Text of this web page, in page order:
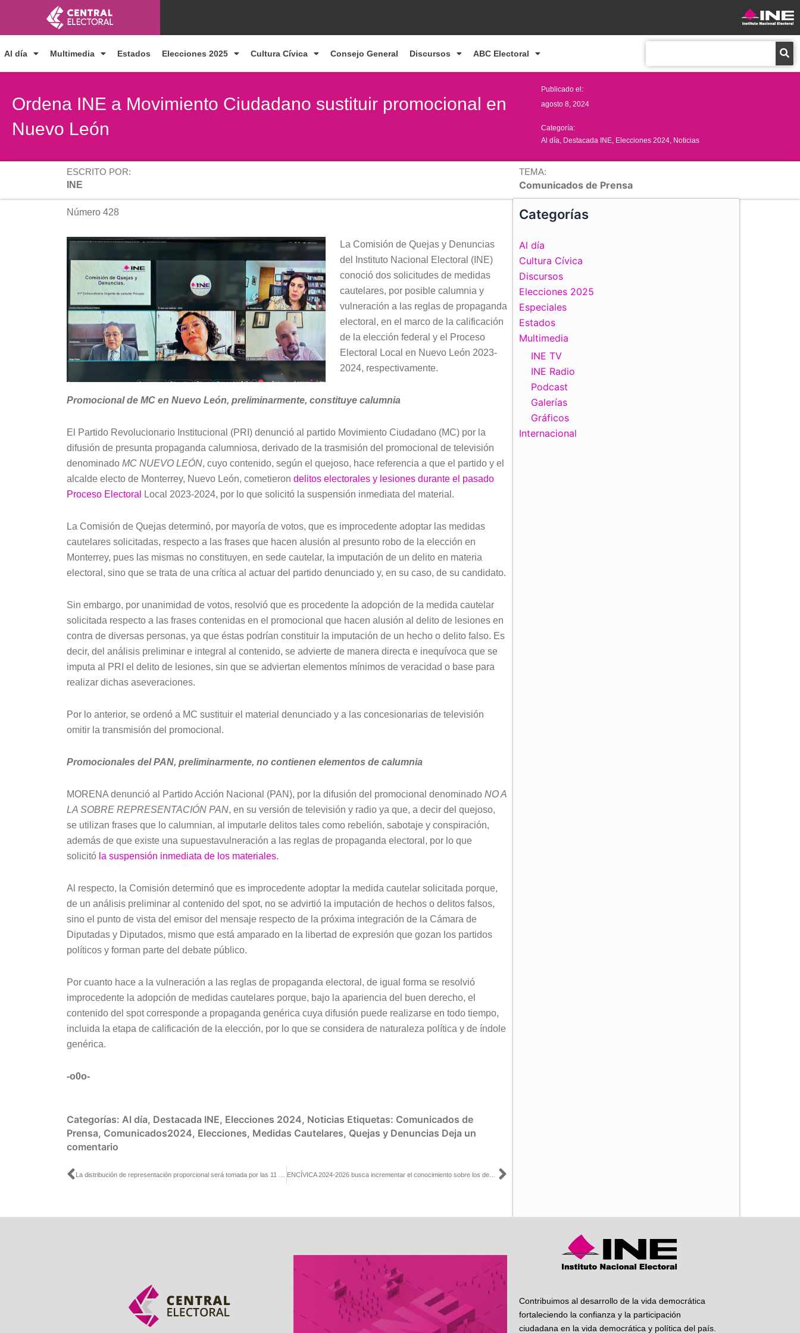
contenido
Al día Multimedia Estados Elecciones 2025 Cultura Cívica Consejo General Discursos ABC Electoral
Ordena INE a Movimiento Ciudadano sustituir promocional en
Nuevo León
Publicado el:
agosto 8, 2024
Categoría:
Al día Destacada INE Elecciones 2024 Noticias
ESCRITO POR:
INE
TEMA:
Comunicados de Prensa
Número 428
La Comisión de Quejas y Denuncias
del Instituto Nacional Electoral (INE)
conoció dos solicitudes de medidas
cautelares, por posible calumnia y
vulneración a las reglas de propaganda
electoral, en el marco de la calificación
de la elección federal y el Proceso
Electoral Local en Nuevo León 2023-
2024, respectivamente.
Promocional de MC en Nuevo León, preliminarmente, constituye calumnia
El Partido Revolucionario Institucional (PRI) denunció al partido Movimiento Ciudadano (MC) por la
difusión de presunta propaganda calumniosa, derivado de la trasmisión del promocional de televisión
denominado MC NUEVO LEÓN, cuyo contenido, según el quejoso, hace referencia a que el partido y el
alcalde electo de Monterrey, Nuevo León, cometieron delitos electorales y lesiones durante el pasado
Proceso Electoral
Local 2023-2024, por lo que solicitó la suspensión inmediata del material.
La Comisión de Quejas determinó, por mayoría de votos, que es improcedente adoptar las medidas
cautelares solicitadas, respecto a las frases que hacen alusión al presunto robo de la elección en
Monterrey, pues las mismas no constituyen, en sede cautelar, la imputación de un delito en materia
electoral, sino que se trata de una crítica al actuar del partido denunciado y, en su caso, de su candidato.
Sin embargo, por unanimidad de votos, resolvió que es procedente la adopción de la medida cautelar
solicitada respecto a las frases contenidas en el promocional que hacen alusión al delito de lesiones en
contra de diversas personas, ya que éstas podrían constituir la imputación de un hecho o delito falso. Es
decir, del análisis preliminar e integral al contenido, se advierte de manera directa e inequívoca que se
imputa al PRI el delito de lesiones, sin que se adviertan elementos mínimos de veracidad o base para
realizar dichas aseveraciones.
Por lo anterior, se ordenó a MC sustituir el material denunciado y a las concesionarias de televisión
omitir la transmisión del promocional.
Promocionales del PAN, preliminarmente, no contienen elementos de calumnia
MORENA denunció al Partido Acción Nacional (PAN), por la difusión del promocional denominado NO A
LA SOBRE REPRESENTACIÓN PAN, en su versión de televisión y radio ya que, a decir del quejoso,
se utilizan frases que lo calumnian, al imputarle delitos tales como rebelión, sabotaje y conspiración,
además de que existe una supuestavulneración a las reglas de propaganda electoral, por lo que
solicitó la suspensión inmediata de los materiales.
Al respecto, la Comisión determinó que es improcedente adoptar la medida cautelar solicitada porque,
de un análisis preliminar al contenido del spot, no se advirtió la imputación de hechos o delitos falsos,
sino el punto de vista del emisor del mensaje respecto de la próxima integración de la Cámara de
Diputadas y Diputados, mismo que está amparado en la libertad de expresión que gozan los partidos
políticos y forman parte del debate público.
Por cuanto hace a la vulneración a las reglas de propaganda electoral, de igual forma se resolvió
improcedente la adopción de medidas cautelares porque, bajo la apariencia del buen derecho, el
contenido del spot corresponde a propaganda genérica cuya difusión puede realizarse en todo tiempo,
incluida la etapa de calificación de la elección, por lo que se considera de naturaleza política y de índole
genérica.
-o0o-
Categorías: Al día, Destacada INE, Elecciones 2024, Noticias Etiquetas: Comunicados de
Prensa, Comunicados2024, Elecciones, Medidas Cautelares, Quejas y Denuncias Deja un
comentario
Ant Siguiente
Categorías
Al día
Cultura Cívica
Discursos
Elecciones 2025
Especiales
Estados
Multimedia
INE TV
INE Radio
Podcast
Galerías
Gráficos
Internacional
Contribuimos al desarrollo de la vida democrática
fortaleciendo la confianza y la participación
ciudadana en la vida democrática y política del país.